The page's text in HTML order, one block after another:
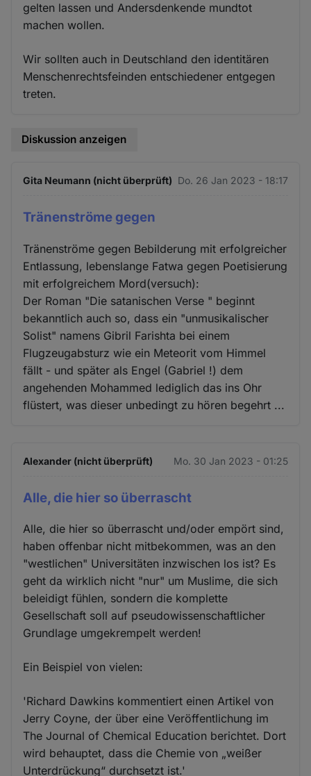
gelten lassen und Andersdenkende mundtot
machen wollen.
Wir sollten auch in Deutschland den identitären
Menschenrechtsfeinden entschiedener entgegen
treten.
Diskussion anzeigen
Gita Neumann (nicht überprüft) Do. 26 Jan 2023 - 18:17
Tränenströme gegen
Tränenströme gegen Bebilderung mit erfolgreicher
Entlassung, lebenslange Fatwa gegen Poetisierung
mit erfolgreichem Mord(versuch):
Der Roman "Die satanischen Verse " beginnt
bekanntlich auch so, dass ein "unmusikalischer
Solist" namens Gibril Farishta bei einem
Flugzeugabsturz wie ein Meteorit vom Himmel
fällt - und später als Engel (Gabriel !) dem
angehenden Mohammed lediglich das ins Ohr
flüstert, was dieser unbedingt zu hören begehrt ...
Alexander (nicht überprüft) Mo. 30 Jan 2023 - 01:25
Alle, die hier so überrascht
Alle, die hier so überrascht und/oder empört sind,
haben offenbar nicht mitbekommen, was an den
"westlichen" Universitäten inzwischen los ist? Es
geht da wirklich nicht "nur" um Muslime, die sich
beleidigt fühlen, sondern die komplette
Gesellschaft soll auf pseudowissenschaftlicher
Grundlage umgekrempelt werden!
Ein Beispiel von vielen:
'Richard Dawkins kommentiert einen Artikel von
Jerry Coyne, der über eine Veröffentlichung im
The Journal of Chemical Education berichtet. Dort
wird behauptet, dass die Chemie von „weißer
Unterdrückung“ durchsetzt ist.'